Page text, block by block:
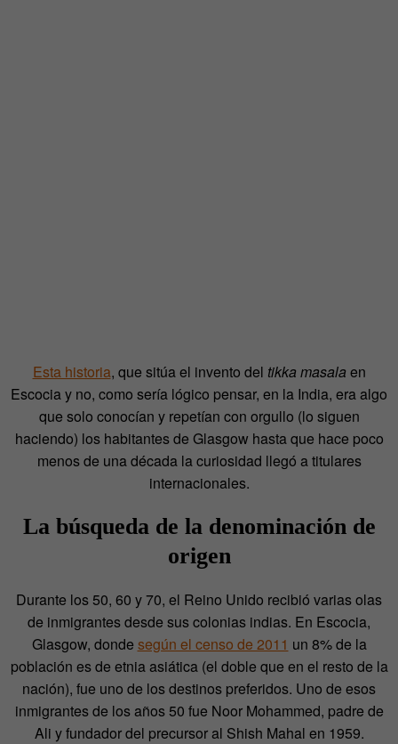
Esta historia, que sitúa el invento del tikka masala en
Escocia y no, como sería lógico pensar, en la India, era algo
que solo conocían y repetían con orgullo (lo siguen
haciendo) los habitantes de Glasgow hasta que hace poco
menos de una década la curiosidad llegó a titulares
internacionales.
La búsqueda de la denominación de
origen
Durante los 50, 60 y 70, el Reino Unido recibió varias olas
de inmigrantes desde sus colonias indias. En Escocia,
Glasgow, donde según el censo de 2011 un 8% de la
población es de etnia asiática (el doble que en el resto de la
nación), fue uno de los destinos preferidos. Uno de esos
inmigrantes de los años 50 fue Noor Mohammed, padre de
Ali y fundador del precursor al Shish Mahal en 1959.